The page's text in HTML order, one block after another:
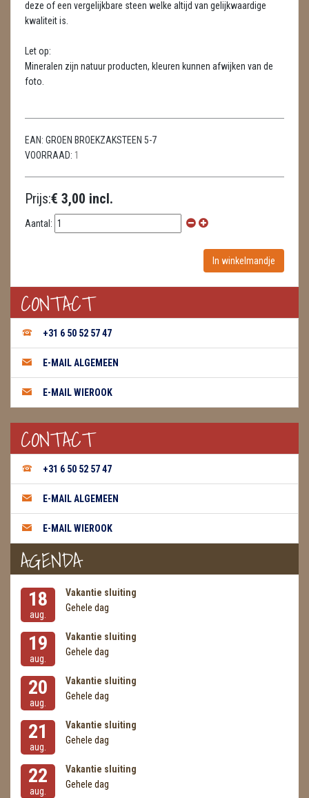
SCHEDELS / SKULLS
SPECIALE STUKKEN
VLINDERS
ZAKJES WATER ELIXERS
deze of een vergelijkbare steen welke altijd van gelijkwaardige
kwaliteit is.
Let op:
Mineralen zijn natuur producten, kleuren kunnen afwijken van de
foto.
EAN: GROEN BROEKZAKSTEEN 5-7
VOORRAAD: 1
Prijs:€ 3,00 incl.
Aantal:
CONTACT
+31 6 50 52 57 47
E-MAIL ALGEMEEN
E-MAIL WIEROOK
CONTACT
+31 6 50 52 57 47
E-MAIL ALGEMEEN
E-MAIL WIEROOK
AGENDA
18
aug.
Vakantie sluiting
Gehele dag
19
aug.
Vakantie sluiting
Gehele dag
20
aug.
Vakantie sluiting
Gehele dag
21
aug.
Vakantie sluiting
Gehele dag
22
aug.
Vakantie sluiting
Gehele dag